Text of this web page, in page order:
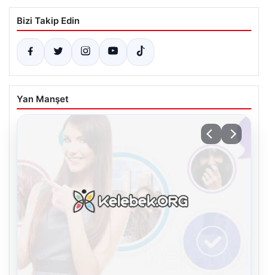
Bizi Takip Edin
Yan Manşet